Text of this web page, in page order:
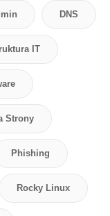
DNS
IT
Strony
Phishing
Rocky Linux